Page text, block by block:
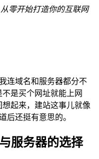
从零开始打造你的互联网
连域名和服务器都分不
是买个网址就能上网
起来，建站这事儿就像
后还挺有意思的。
服务器的选择